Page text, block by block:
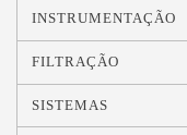
INSTRUMENTAÇÃO
FILTRAÇÃO
SISTEMAS